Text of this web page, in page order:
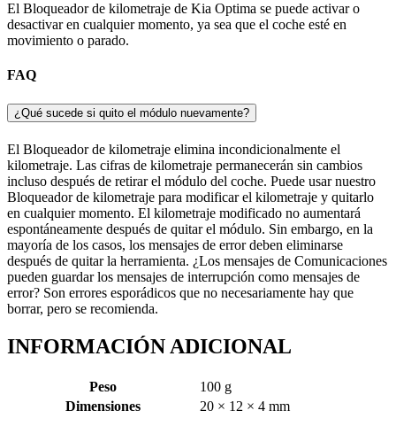
El Bloqueador de kilometraje de Kia Optima se puede activar o
desactivar en cualquier momento, ya sea que el coche esté en
movimiento o parado.
FAQ
¿Qué sucede si quito el módulo nuevamente?
El Bloqueador de kilometraje elimina incondicionalmente el
kilometraje. Las cifras de kilometraje permanecerán sin cambios
incluso después de retirar el módulo del coche. Puede usar nuestro
Bloqueador de kilometraje para modificar el kilometraje y quitarlo
en cualquier momento. El kilometraje modificado no aumentará
espontáneamente después de quitar el módulo. Sin embargo, en la
mayoría de los casos, los mensajes de error deben eliminarse
después de quitar la herramienta. ¿Los mensajes de Comunicaciones
pueden guardar los mensajes de interrupción como mensajes de
error? Son errores esporádicos que no necesariamente hay que
borrar, pero se recomienda.
INFORMACIÓN ADICIONAL
Peso
100 g
Dimensiones
20 × 12 × 4 mm